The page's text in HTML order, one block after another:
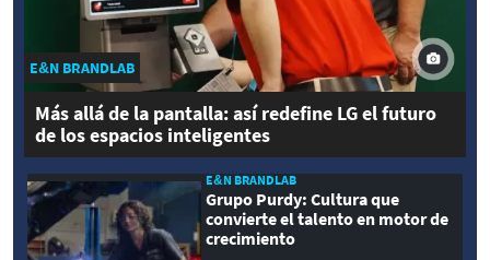
E&N BRANDLAB
Más allá de la pantalla: así redefine LG el futuro
de los espacios inteligentes
E&N BRANDLAB
Grupo Purdy: Cultura que
convierte el talento en motor de
crecimiento